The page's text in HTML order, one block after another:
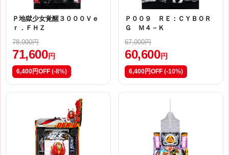
Ｐ地獄少女覚醒３０００Ｖｅ
ｒ．ＦＨＺ
78,000円
71,600円
6,400円OFF (-8%)
Ｐ００９ ＲＥ：ＣＹＢＯＲ
Ｇ Ｍ４－Ｋ
67,000円
60,600円
6,400円OFF (-10%)